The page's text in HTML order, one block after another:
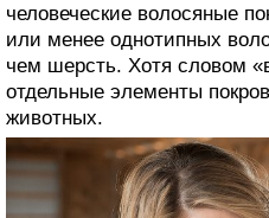
человеческие волосяные
или менее однотипных
чем шерсть. Хотя словом
отдельные элементы
животных.